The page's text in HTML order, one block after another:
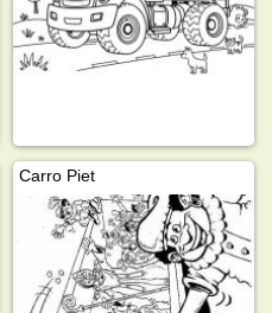
Carro Piet